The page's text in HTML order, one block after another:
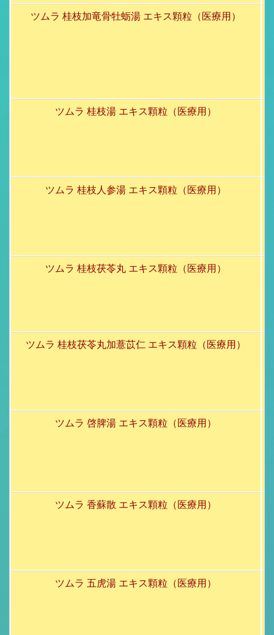
ツムラ 桂枝加竜骨牡蛎湯 エキス顆粒（医療用）
ツムラ 桂枝湯 エキス顆粒（医療用）
ツムラ 桂枝人参湯 エキス顆粒（医療用）
ツムラ 桂枝茯苓丸 エキス顆粒（医療用）
ツムラ 桂枝茯苓丸加薏苡仁 エキス顆粒（医療用）
ツムラ 啓脾湯 エキス顆粒（医療用）
ツムラ 香蘇散 エキス顆粒（医療用）
ツムラ 五虎湯 エキス顆粒（医療用）